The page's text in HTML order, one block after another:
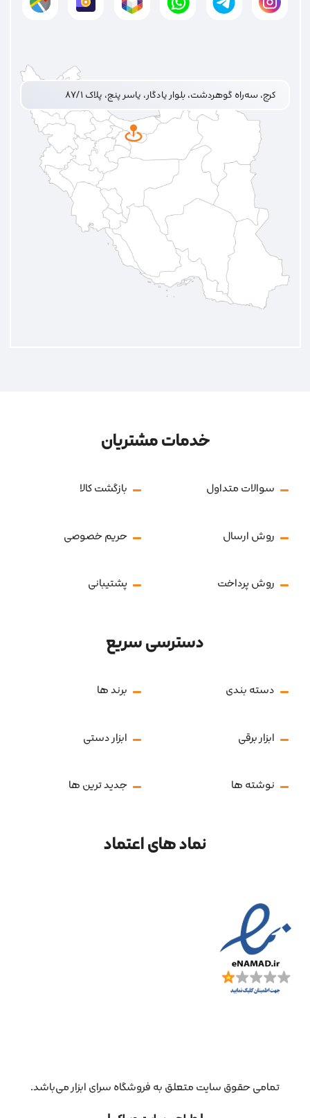
کرج، سه‌راه گوهردشت، بلوار یادگار، یاسر پنج، پلاک ۸۷/۱
خدمات مشتریان
سوالات متداول بازگشت کالا
روش ارسال حریم خصوصی
روش پرداخت پشتیبانی
دسترسی سریع
دسته بندی برند ها
ابزار برقی ابزار دستی
نوشته ها جدید ترین ها
نماد های اعتماد
تمامی حقوق سایت متعلق به فروشگاه سرای ابزار می‌باشد.